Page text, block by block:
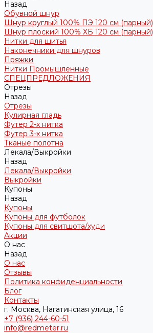
Назад
Обувной шнур
Шнур круглый 100% ПЭ 120 см (парный)
Шнур плоский 100% ХБ 120 см (парный)
Нитки для шитья
Наконечники для шнуров
Пряжки
Нитки Промышленные
СПЕЦПРЕДЛОЖЕНИЯ
Отрезы
Назад
Отрезы
Кулирная гладь
Футер 2-х нитка
Футер 3-х нитка
Тканые полотна
Лекала/Выкройки
Назад
Лекала/Выкройки
Выкройки
Купоны
Назад
Купоны
Купоны для футболок
Купоны для свитшота/худи
Акции
О нас
Назад
О нас
Отзывы
Политика конфиденциальности
Блог
Контакты
г. Москва, Нагатинская улица, 16
+7 (936) 244-60-51
info@redmeter.ru